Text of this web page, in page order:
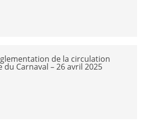
de la circulation
Carnaval – 26 avril 2025